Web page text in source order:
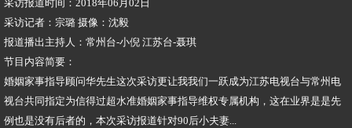
采访报道时间：2018年06月02日
采访记者：宗璐 摄像：沈毅
报道播出主持人：常州台-小倪 江苏台-聂琪
节目内容简要：
婚姻家事指导顾问华先生这次采访更让我我们一跃成为江苏电视台与常州电
视台共同指定为信得过超水准婚姻家事指导维权专属机构，这在业界是是先
例也是没有后者的，本次采访报道针对90后小夫妻...